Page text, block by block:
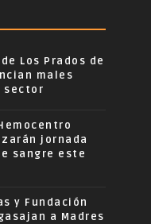
Los Prados de
males
sector
jornada
sangre este
y Fundación
a Madres